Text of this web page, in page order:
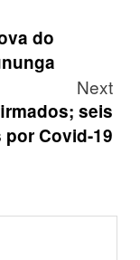
do
Next
seis
por Covid-19